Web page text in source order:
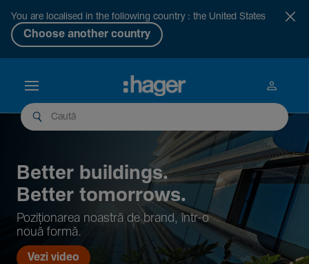
You are localised in the following country : the United States
Choose another country
Better buil­dings.
Better tomor­rows.
Pozi­țio­narea noastră de brand, într-o
nouă formă.
Vezi video